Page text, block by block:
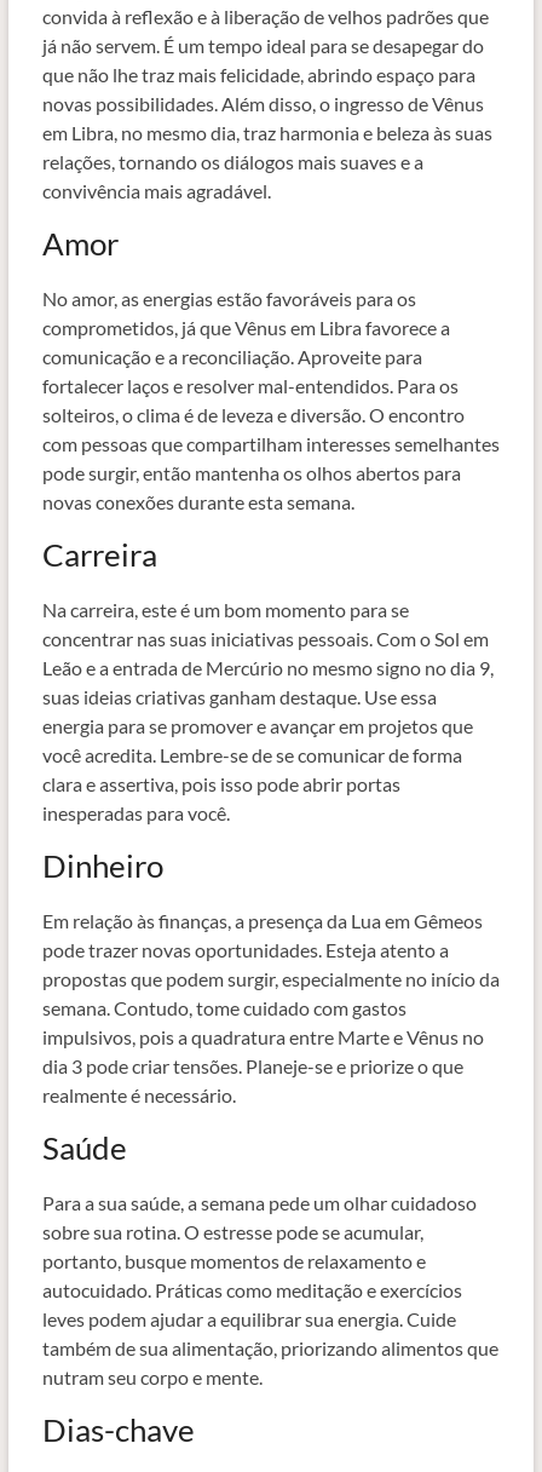
convida à reflexão e à liberação de velhos padrões que
já não servem. É um tempo ideal para se desapegar do
que não lhe traz mais felicidade, abrindo espaço para
novas possibilidades. Além disso, o ingresso de Vênus
em Libra, no mesmo dia, traz harmonia e beleza às suas
relações, tornando os diálogos mais suaves e a
convivência mais agradável.
Amor
No amor, as energias estão favoráveis para os
comprometidos, já que Vênus em Libra favorece a
comunicação e a reconciliação. Aproveite para
fortalecer laços e resolver mal-entendidos. Para os
solteiros, o clima é de leveza e diversão. O encontro
com pessoas que compartilham interesses semelhantes
pode surgir, então mantenha os olhos abertos para
novas conexões durante esta semana.
Carreira
Na carreira, este é um bom momento para se
concentrar nas suas iniciativas pessoais. Com o Sol em
Leão e a entrada de Mercúrio no mesmo signo no dia 9,
suas ideias criativas ganham destaque. Use essa
energia para se promover e avançar em projetos que
você acredita. Lembre-se de se comunicar de forma
clara e assertiva, pois isso pode abrir portas
inesperadas para você.
Dinheiro
Em relação às finanças, a presença da Lua em Gêmeos
pode trazer novas oportunidades. Esteja atento a
propostas que podem surgir, especialmente no início da
semana. Contudo, tome cuidado com gastos
impulsivos, pois a quadratura entre Marte e Vênus no
dia 3 pode criar tensões. Planeje-se e priorize o que
realmente é necessário.
Saúde
Para a sua saúde, a semana pede um olhar cuidadoso
sobre sua rotina. O estresse pode se acumular,
portanto, busque momentos de relaxamento e
autocuidado. Práticas como meditação e exercícios
leves podem ajudar a equilibrar sua energia. Cuide
também de sua alimentação, priorizando alimentos que
nutram seu corpo e mente.
Dias-chave